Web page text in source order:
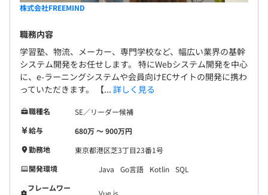
「お仕事をお断りすること」もわたしたちのカタチです。
全社129名
株式会社FREEMIND
職務内容
学習塾、物流、メーカー、専門学校など、幅広い業界の基幹
システム開発をお任せします。 特にWebシステム開発を中心
に、e-ラーニングシステムや会員向けECサイトの開発に携わ
っていただきます。 【... 詳しく見る
職種名
SE／リーダー候補
給与
680万 〜 900万円
勤務地
東京都港区芝3丁目23番1号
開発環境
Java Go言語 Kotlin SQL
フレームワー
Vue.js